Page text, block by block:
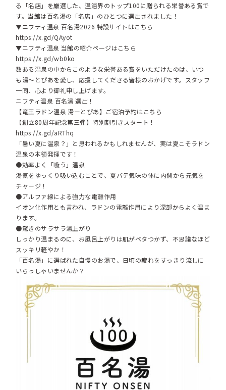
る「名店」を厳選した、温浴界のトップ100に贈られる栄誉ある賞で
す。当館は百名湯の「名店」のひとつに選出されました！
▼ニフティ温泉 百名湯2026 特設サイトはこちら
https://x.gd/QAyot
▼ニフティ温泉 当館の紹介ページはこちら
https://x.gd/wb0ko
数ある温泉の中からこのような栄誉ある賞をいただけたのは、いつ
も湯～とぴあを愛し、応援してくださる皆様のおかげです。スタッフ
一同、心より御礼申し上げます。
ニフティ温泉 百名湯 選出！
【竜王ラドン温泉 湯ーとぴあ】ご宿泊予約はこちら
【創立80周年記念第三弾】特別割引きスタート！
https://x.gd/aRThq
「暑い夏に温泉？」と思われるかもしれませんが、実は夏こそラドン
温泉の本領発揮です！
●効率よく「吸う」温泉
湯気をゆっくり吸い込むことで、夏バテ気味の体に内側から元気を
チャージ！
●アルファ線による強力な電離作用
イオン化作用とも言われ、ラドンの電離作用により深部からよく温ま
ります。
●驚きのサラサラ湯上がり
しっかり温まるのに、お風呂上がりは肌がベタつかず、不思議なほど
スッキリ軽やか！
「百名湯」に選ばれた自慢のお湯で、日頃の疲れをすっきり流しに
いらっしゃいませんか？